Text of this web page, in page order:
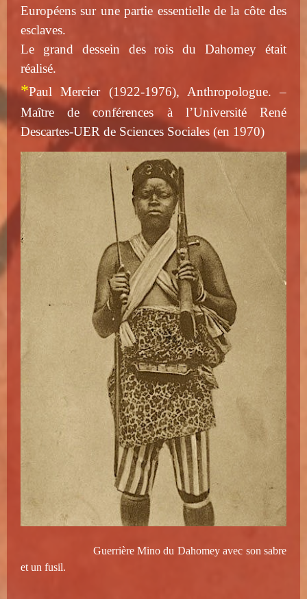
Européens sur une partie essentielle de la côte des
esclaves.
Le grand dessein des rois du Dahomey était
réalisé.
*Paul Mercier (1922-1976), Anthropologue. –
Maître de conférences à l’Université René
Descartes-UER de Sciences Sociales (en 1970)
Guerrière Mino du Dahomey avec son sabre
et un fusil.